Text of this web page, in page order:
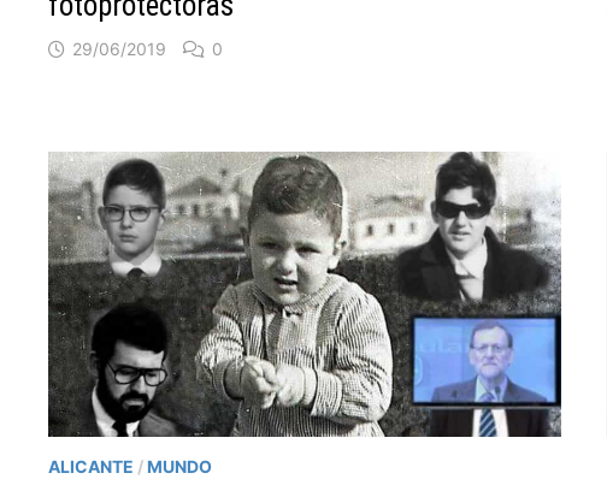
29/06/2019 0
ALICANTE / MUNDO